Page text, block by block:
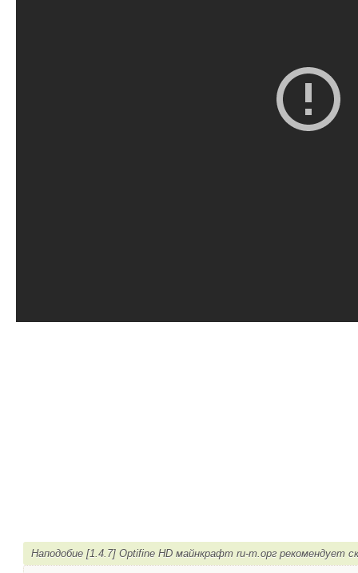
Наподобие [1.4.7] Optifine HD майнкрафт ru-m.орг рекомендует